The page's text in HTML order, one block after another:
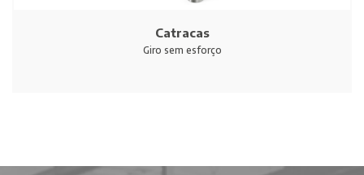
Catracas
Giro sem esforço